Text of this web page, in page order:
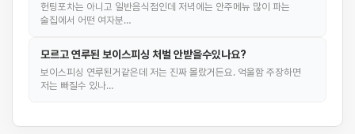
헌팅포차는 아니고 일반음식점인데 저녁에는 안주메뉴 많이 파는
술집에서 어떤 여자분…
모르고 연루된 보이스피싱 처벌 안받을수있나요?
보이스피싱 연루된거같은데 저는 진짜 몰랐거든요. 억울함 주장하면
저는 빠질수 있나…